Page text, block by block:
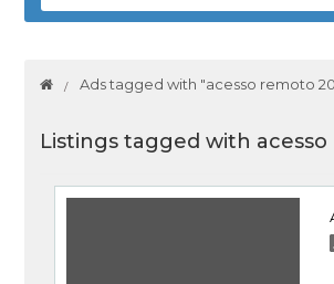
Ads tagged with "acesso remoto
Listings tagged with acesso